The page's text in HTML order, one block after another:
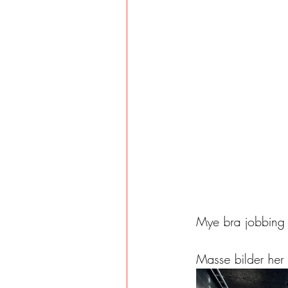
Mye bra jobbing
Masse bilder her